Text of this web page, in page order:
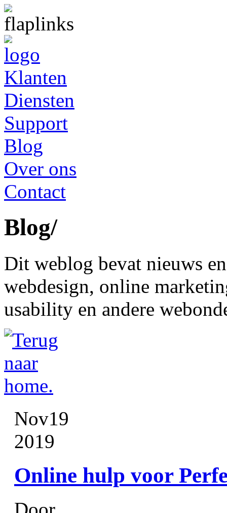
Klanten
Diensten
Support
Blog
Over ons
Contact
Blog/
Dit weblog bevat nieuws
webdesign, online
usability en andere
Nov19
2019
Online hulp voor